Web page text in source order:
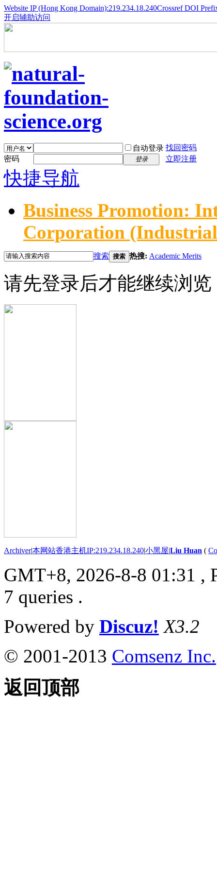
Website IP (Hong Kong Domain):219.234.18.240Crossref DOI
开启辅助访问
自动登录 找回密码
密码
登录 立即注册
快捷导航
Business Promotion:
Corporation
搜索 搜索 热搜: Academic Merits
请先登录后才能继续浏览
Archiver|本网站香港主机IP:219.234.18.240|小黑屋|Liu Huan (
GMT+8, 2026-8-8 01:31 ,
7 queries .
Powered by Discuz! X3.2
© 2001-2013 Comsenz Inc.
返回顶部